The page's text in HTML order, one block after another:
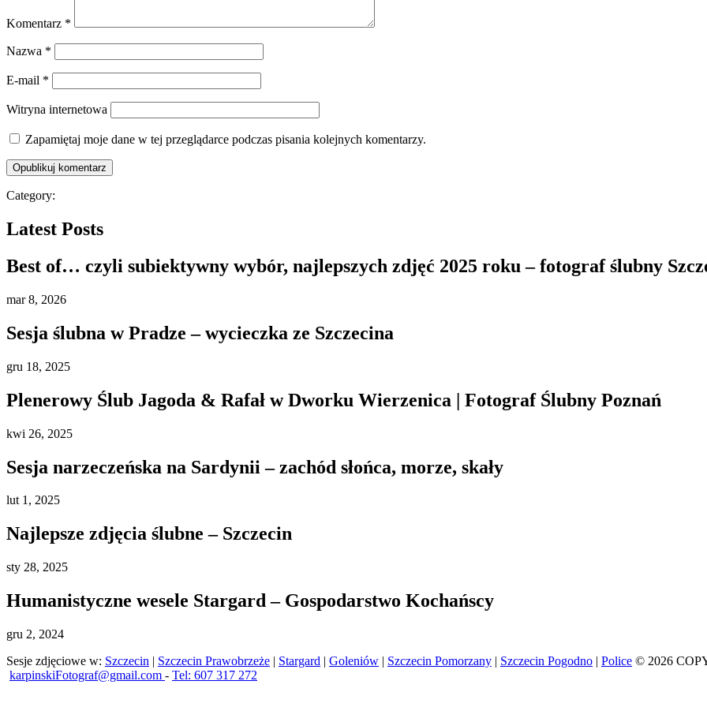
Komentarz *
Nazwa *
E-mail *
Witryna internetowa
Zapamiętaj moje dane w tej przeglądarce podczas pisania kolejnych komentarzy.
Category:
Latest Posts
Best of… czyli subiektywny wybór, najlepszych zdjęć 2025 roku – fotograf ślubny
mar8, 2026
Sesja ślubna w Pradze – wycieczka ze Szczecina
gru 18, 2025
Plenerowy Ślub Jagoda & Rafał w Dworku Wierzenica | Fotograf Ślubny Poznań
kwi 26, 2025
Sesja narzeczeńska na Sardynii – zachód słońca, morze, skały
lut1, 2025
Najlepsze zdjęcia ślubne – Szczecin
sty 28, 2025
Humanistyczne wesele Stargard – Gospodarstwo Kochańscy
gru 2, 2024
Sesje zdjęciowe w: Szczecin | Szczecin Prawobrzeże | Stargard | Goleniów | Szczecin Pomorzany | Szczecin Pogodno | Police © 2026
karpinskiFotograf@gmail.com - Tel: 607 317 272